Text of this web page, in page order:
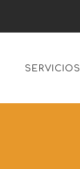
SERVICIOS